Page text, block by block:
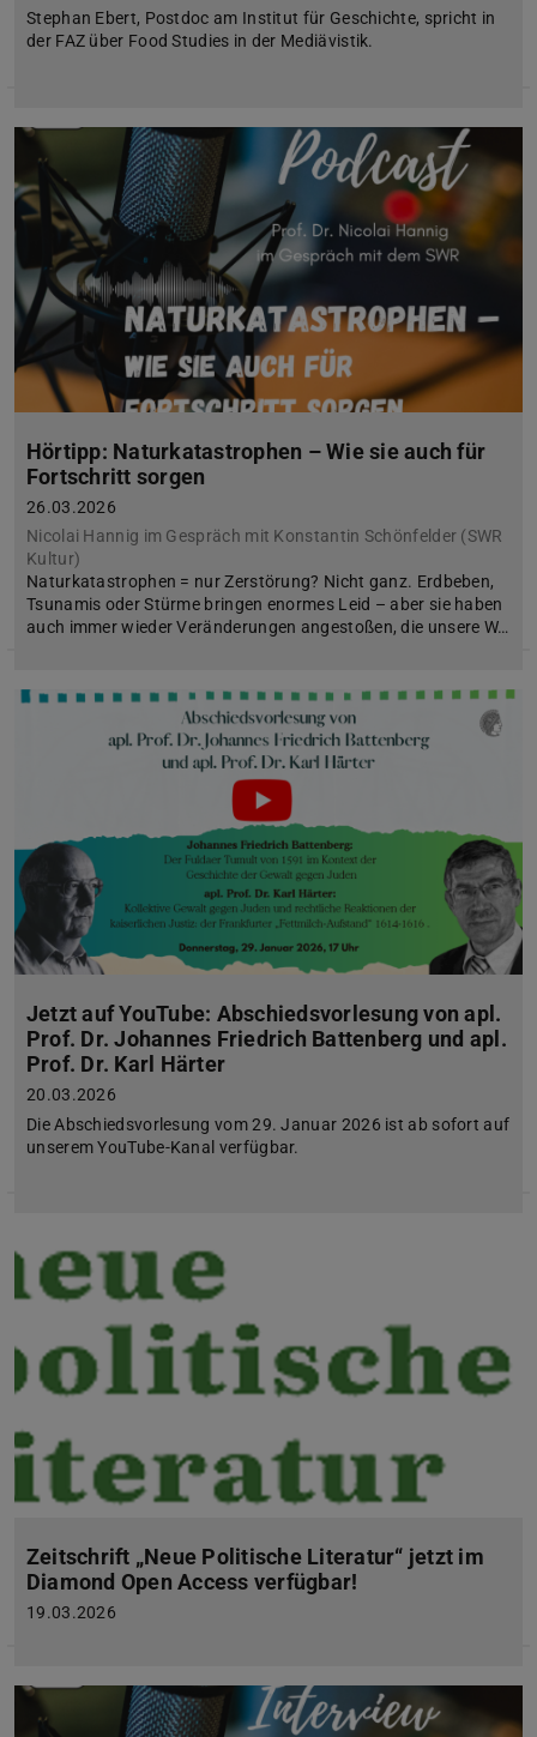
Stephan Ebert, Postdoc am Institut für Geschichte, spricht in
der FAZ über Food Studies in der Mediävistik.
Hörtipp: Naturkatastrophen – Wie sie auch für
Fortschritt sorgen
26.03.2026
Nicolai Hannig im Gespräch mit Konstantin Schönfelder (SWR
Kultur)
Naturkatastrophen = nur Zerstörung? Nicht ganz. Erdbeben,
Tsunamis oder Stürme bringen enormes Leid – aber sie haben
auch immer wieder Veränderungen angestoßen, die unsere W…
Jetzt auf YouTube: Abschiedsvorlesung von apl.
Prof. Dr. Johannes Friedrich Battenberg und apl.
Prof. Dr. Karl Härter
20.03.2026
Die Abschiedsvorlesung vom 29. Januar 2026 ist ab sofort auf
unserem YouTube-Kanal verfügbar.
Zeitschrift „Neue Politische Literatur“ jetzt im
Diamond Open Access verfügbar!
19.03.2026